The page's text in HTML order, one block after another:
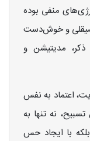
منفی بوده
صیقلی و خوش‌دست
ذکر، مدیتیشن و
اعتماد به نفس
نه تنها به
با ایجاد حس